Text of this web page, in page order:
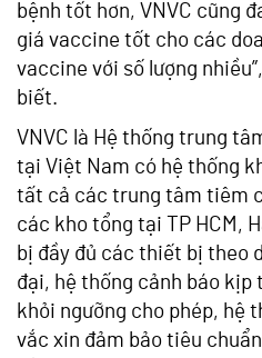
bệnh tốt hơn, VNVC cũng
giá vaccine tốt cho các
vaccine với số lượng
biết.
VNVC là Hệ thống trung
tại Việt Nam có hệ thống
tất cả các trung tâm tiêm
các kho tổng tại TP HCM,
bị đầy đủ các thiết bị theo
đại, hệ thống cảnh báo
khỏi ngưỡng cho phép, hệ
vắc xin đảm bảo tiêu